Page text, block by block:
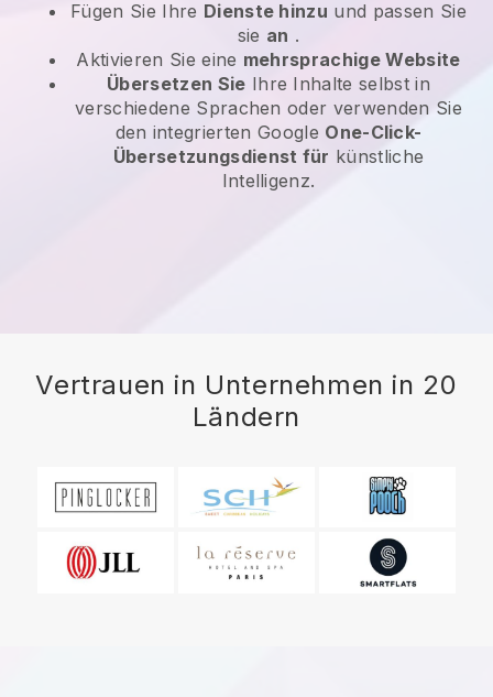
Fügen Sie Ihre Dienste hinzu und passen Sie
sie an .
Aktivieren Sie eine mehrsprachige Website
Übersetzen Sie Ihre Inhalte selbst in
verschiedene Sprachen oder verwenden Sie
den integrierten Google One-Click-
Übersetzungsdienst für künstliche
Intelligenz.
Vertrauen in Unternehmen in 20
Ländern